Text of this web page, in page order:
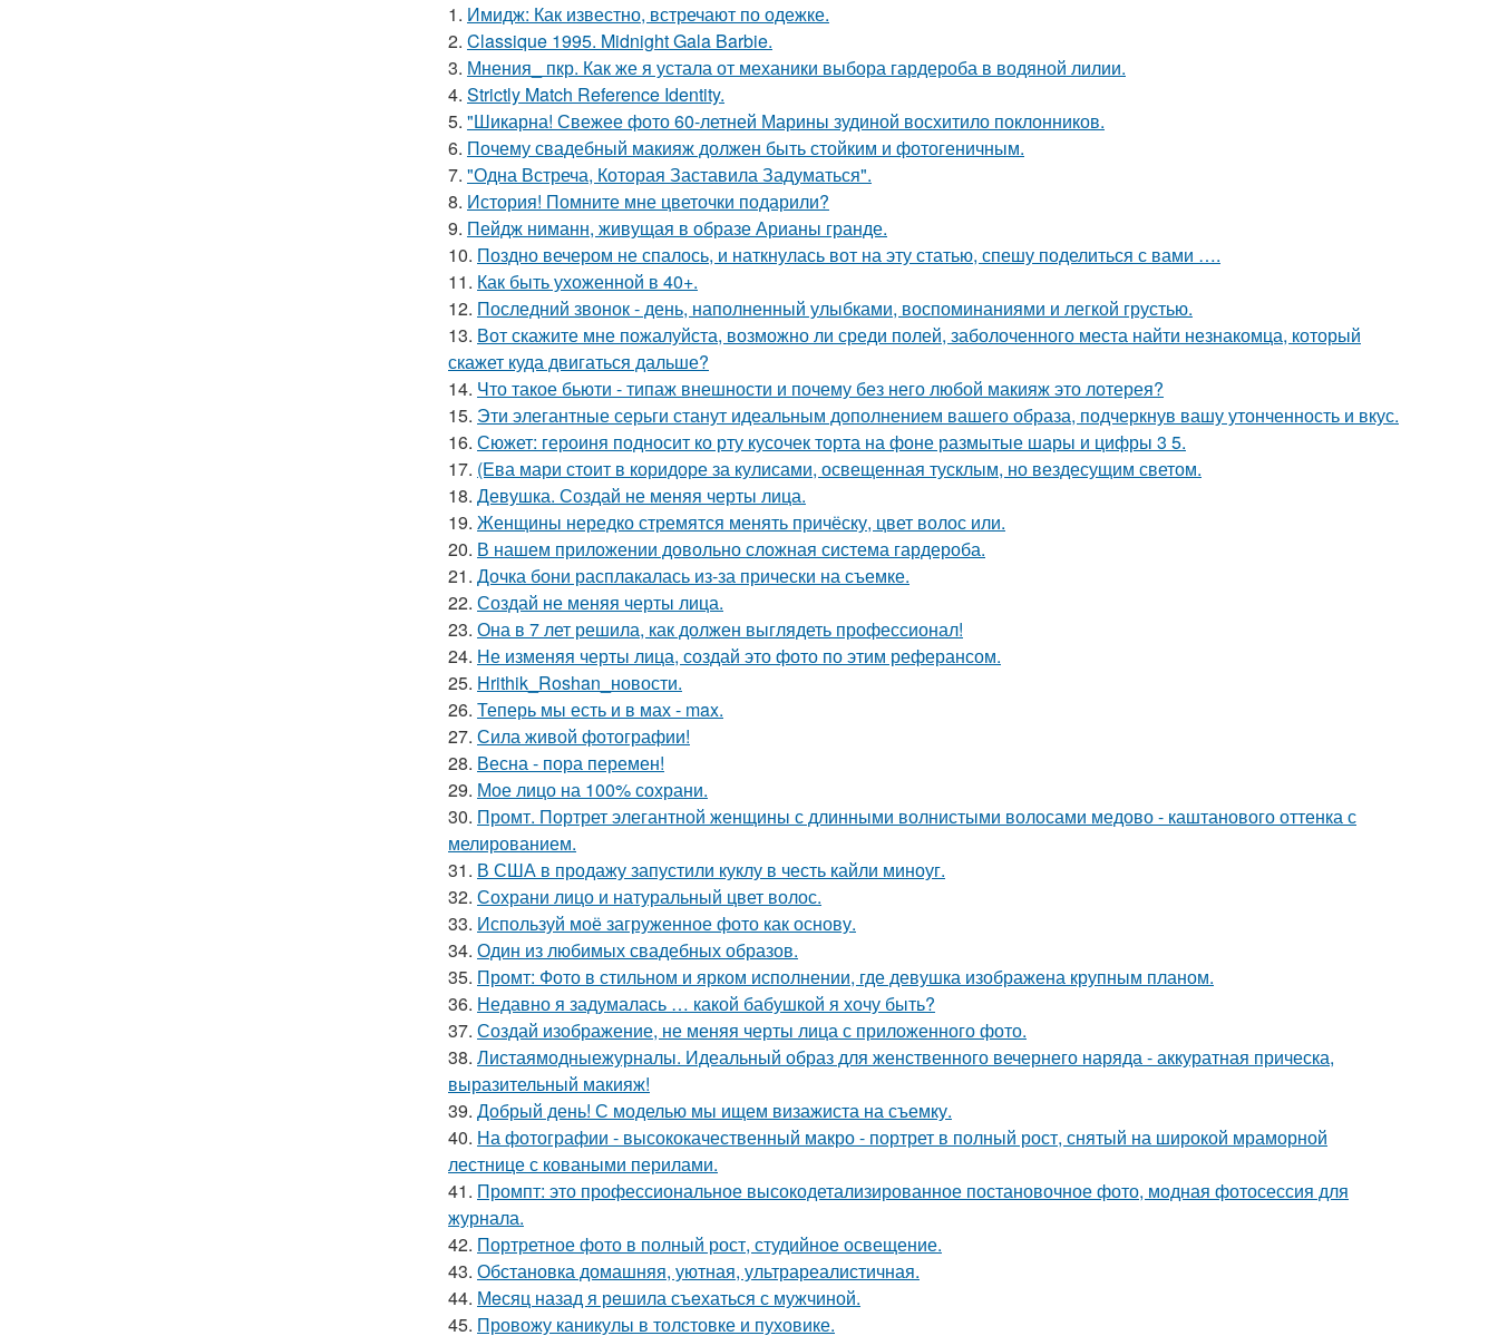
1. Имидж: Как известно, встречают по одежке.
2. Classique 1995. Midnight Gala Barbie.
3. Мнения_ пкр. Как же я устала от механики выбора гардероба в водяной лилии.
4. Strictly Match Reference Identity.
5. "Шикарна! Свежее фото 60-летней Марины зудиной восхитило поклонников.
6. Почему свадебный макияж должен быть стойким и фотогеничным.
7. "Одна Встреча, Которая Заставила Задуматься".
8. История! Помните мне цветочки подарили?
9. Пейдж ниманн, живущая в образе Арианы гранде.
10. Поздно вечером не спалось, и наткнулась вот на эту статью, спешу поделиться с вами ….
11. Как быть ухоженной в 40+.
12. Последний звонок - день, наполненный улыбками, воспоминаниями и легкой грустью.
13. Вот скажите мне пожалуйста, возможно ли среди полей, заболоченного места найти незнакомца, который
скажет куда двигаться дальше?
14. Что такое бьюти - типаж внешности и почему без него любой макияж это лотерея?
15. Эти элегантные серьги станут идеальным дополнением вашего образа, подчеркнув вашу утонченность и вкус.
16. Сюжет: героиня подносит ко рту кусочек торта на фоне размытые шары и цифры 3 5.
17. (Ева мари стоит в коридоре за кулисами, освещенная тусклым, но вездесущим светом.
18. Девушка. Создай не меняя черты лица.
19. Женщины нередко стремятся менять причёску, цвет волос или.
20. В нашем приложении довольно сложная система гардероба.
21. Дочка бони расплакалась из-за прически на съемке.
22. Создай не меняя черты лица.
23. Она в 7 лет решила, как должен выглядеть профессионал!
24. Не изменяя черты лица, создай это фото по этим реферансом.
25. Hrithik_Roshan_новости.
26. Теперь мы есть и в мах - max.
27. Сила живой фотографии!
28. Весна - пора перемен!
29. Мое лицо на 100% сохрани.
30. Промт. Портрет элегантной женщины с длинными волнистыми волосами медово - каштанового оттенка с
мелированием.
31. В США в продажу запустили куклу в честь кайли миноуг.
32. Сохрани лицо и натуральный цвет волос.
33. Используй моё загруженное фото как основу.
34. Один из любимых свадебных образов.
35. Промт: Фото в стильном и ярком исполнении, где девушка изображена крупным планом.
36. Недавно я задумалась … какой бабушкой я хочу быть?
37. Создай изображение, не меняя черты лица с приложенного фото.
38. Листаямодныежурналы. Идеальный образ для женственного вечернего наряда - аккуратная прическа,
выразительный макияж!
39. Добрый день! С моделью мы ищем визажиста на съемку.
40. На фотографии - высококачественный макро - портрет в полный рост, снятый на широкой мраморной
лестнице с коваными перилами.
41. Промпт: это профессиональное высокодетализированное постановочное фото, модная фотосессия для
журнала.
42. Портретное фото в полный рост, студийное освещение.
43. Обстановка домашняя, уютная, ультрареалистичная.
44. Мeсяц назад я рeшила съeхаться с мужчиной.
45. Провожу каникулы в толстовке и пуховике.